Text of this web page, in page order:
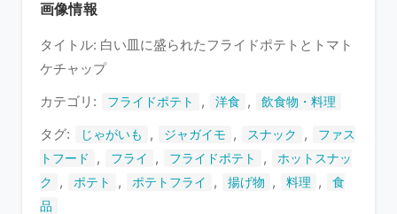
い
画像情報
タイトル: 白い皿に盛られたフライドポテトとトマト
ケチャップ
カテゴリ:
フライドポテト , 洋食 , 飲食物・料理
タグ: じゃがいも , ジャガイモ , スナック ,
ファス
トフード
, フライ , フライドポテト ,
ホットスナッ
ク
, ポテト , ポテトフライ , 揚げ物 , 料理 ,
食
品